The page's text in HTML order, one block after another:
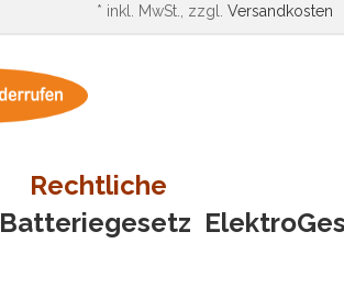
* inkl. MwSt., zzgl. Versandkosten
Rechtliche
Batteriegesetz